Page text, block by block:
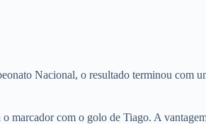
Nacional, o resultado terminou com
marcador com o golo de Tiago. A